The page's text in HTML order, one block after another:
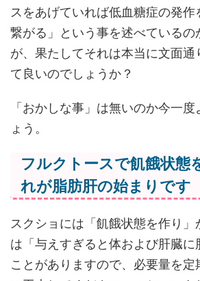
スをあげていれば低血糖症の発作
繋がる」という事を述べているの
が、果たしてそれは本当に文面
て良いのでしょうか？
「おかしな事」は無いのか今一
ょう。
フルクトースで飢餓状態
れが脂肪肝の始まりです
スクショには「飢餓状態を作り」
は「与えすぎると体および肝臓に
ことがありますので、必要量を定